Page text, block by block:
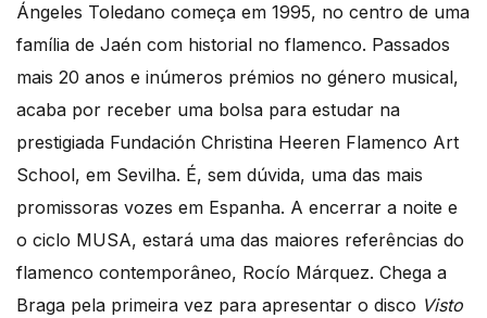
Ángeles Toledano começa em 1995, no centro de uma
família de Jaén com historial no flamenco. Passados
mais 20 anos e inúmeros prémios no género musical,
acaba por receber uma bolsa para estudar na
prestigiada Fundación Christina Heeren Flamenco Art
School, em Sevilha. É, sem dúvida, uma das mais
promissoras vozes em Espanha. A encerrar a noite e
o ciclo MUSA, estará uma das maiores referências do
flamenco contemporâneo, Rocío Márquez. Chega a
Braga pela primeira vez para apresentar o disco Visto